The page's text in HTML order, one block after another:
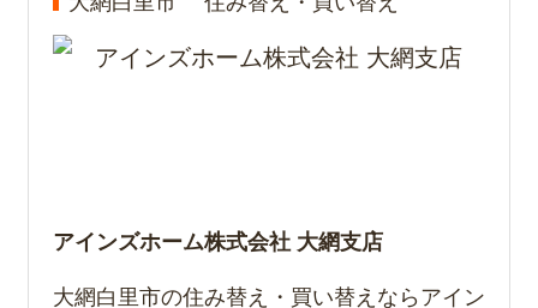
アインズホーム株式会社 大網支店
大網白里市の住み替え・買い替えならアイン